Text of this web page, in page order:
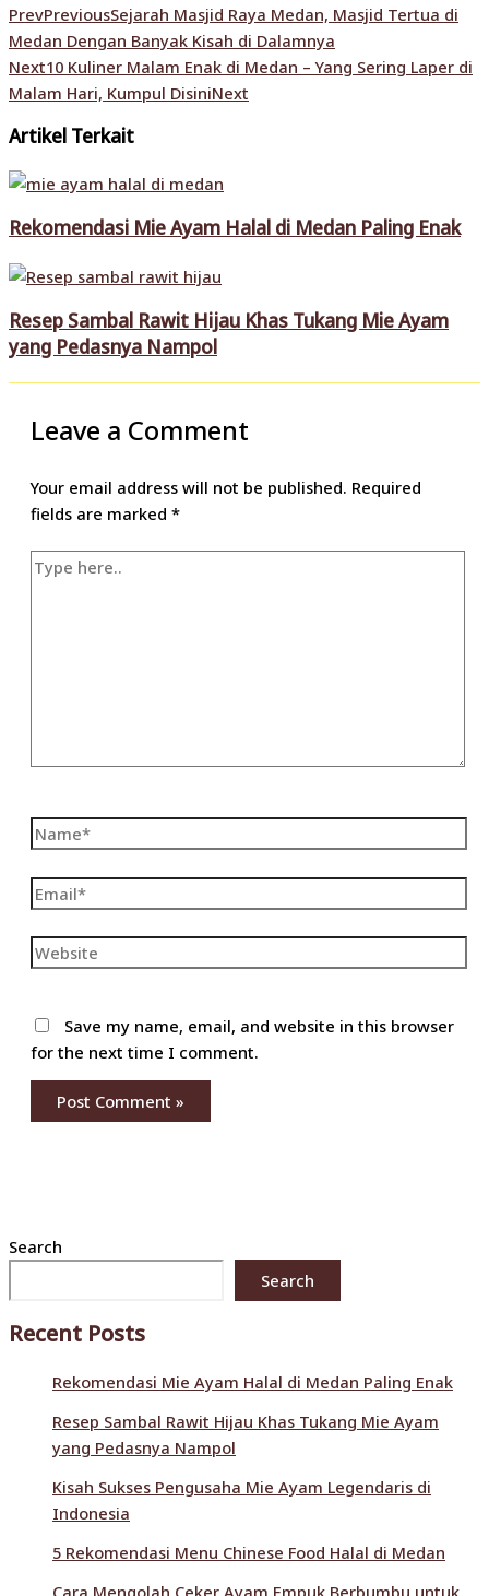
PrevPreviousSejarah Masjid Raya Medan, Masjid Tertua di
Medan Dengan Banyak Kisah di Dalamnya
Next10 Kuliner Malam Enak di Medan – Yang Sering Laper di
Malam Hari, Kumpul DisiniNext
Artikel Terkait
Rekomendasi Mie Ayam Halal di Medan Paling Enak
Resep Sambal Rawit Hijau Khas Tukang Mie Ayam
yang Pedasnya Nampol
Leave a Comment
Your email address will not be published. Required
fields are marked *
Type
Name*
Email*
Website
Save my name, email, and website in this browser
for the next time I comment.
Search
Search
Recent Posts
Rekomendasi Mie Ayam Halal di Medan Paling Enak
Resep Sambal Rawit Hijau Khas Tukang Mie Ayam
yang Pedasnya Nampol
Kisah Sukses Pengusaha Mie Ayam Legendaris di
Indonesia
5 Rekomendasi Menu Chinese Food Halal di Medan